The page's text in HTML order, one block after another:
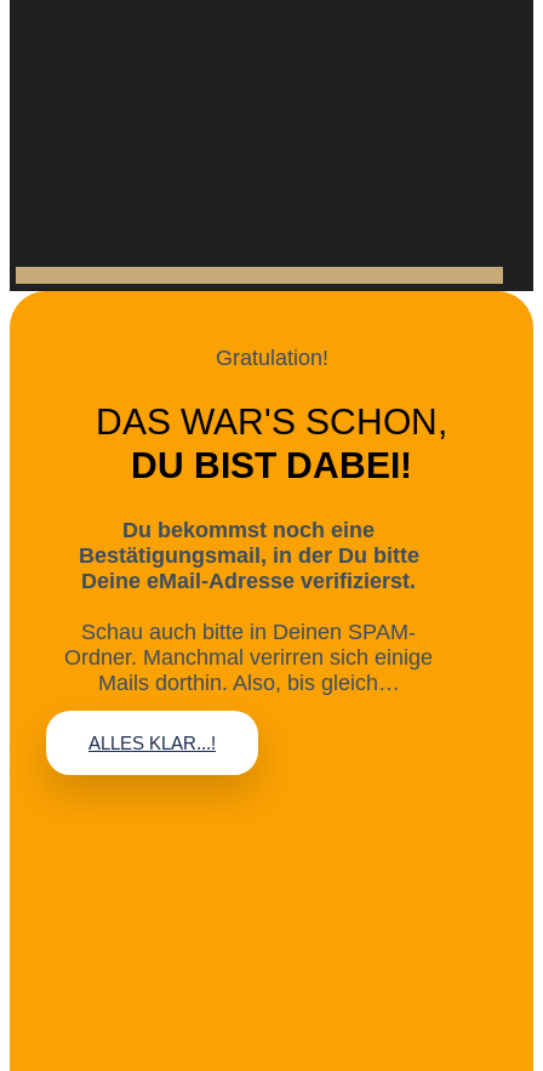
Gratulation!
DAS WAR'S SCHON,
DU BIST DABEI!
Du bekommst noch eine
Bestätigungsmail, in der Du bitte
Deine eMail-Adresse verifizierst.
Schau auch bitte in Deinen SPAM-
Ordner. Manchmal verirren sich einige
Mails dorthin. Also, bis gleich…
ALLES KLAR...!